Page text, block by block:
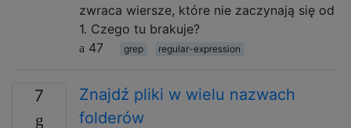
zwraca wiersze, które nie zaczynają się od
1. Czego tu brakuje?
47
grep regular-expression
7
Znajdź pliki w wielu nazwach
folderów